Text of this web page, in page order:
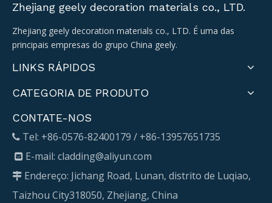
Zhejiang geely decoration materials co., LTD.
Zhejiang geely decoration materials co., LTD. É uma das
principais empresas do grupo China geely.
LINKS RÁPIDOS
CATEGORIA DE PRODUTO
CONTATE-NOS
 Tel: +86-0576-82400179 / +86-13957651735
 E-mail: cladding@aliyun.com
 Endereço: Jichang Road, Lunan, distrito de Luqiao,
Taizhou City318050, Zhejiang, China